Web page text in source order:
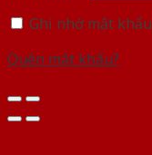
Ghi nhớ mật khẩu
Quên mật khẩu?